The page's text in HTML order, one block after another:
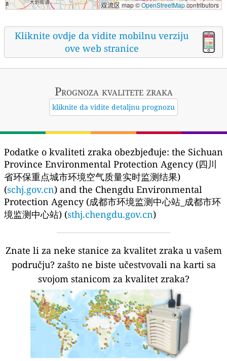
map ©OpenStreetMapcontributors
Kliknite ovdje da vidite mobilnu verziju
ove web stranice
Prognoza kvalitete zraka
kliknite da vidite detaljnu prognozu
Podatke o kvaliteti zraka obezbjeđuje: the Sichuan
Province Environmental Protection Agency (四川
省环保重点城市环境空气质量实时监测结果)
(schj.gov.cn) and the Chengdu Environmental
Protection Agency (成都市环境监测中心站_成都市环
境监测中心站) (sthj.chengdu.gov.cn)
Znate li za neke stanice za kvalitet zraka u vašem
području? zašto ne biste učestvovali na karti sa
svojom stanicom za kvalitet zraka?